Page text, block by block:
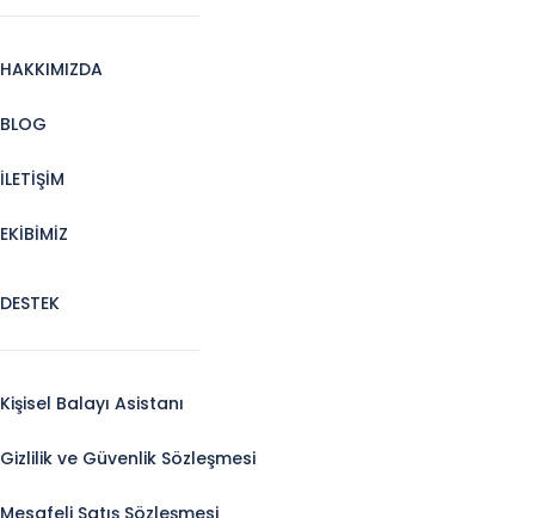
HAKKIMIZDA
BLOG
İLETİŞİM
EKİBİMİZ
DESTEK
Kişisel Balayı Asistanı
Gizlilik ve Güvenlik Sözleşmesi
Mesafeli Satış Sözleşmesi